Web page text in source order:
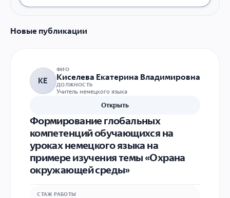
Новые публикации
КЕ
ФИО
Киселева Екатерина Владимировна
ДОЛЖНОСТЬ
Учитель немецкого языка
Открыть
Формирование глобальных
компетенций обучающихся на
уроках немецкого языка на
примере изучения темы «Охрана
окружающей среды»
СТАЖ РАБОТЫ